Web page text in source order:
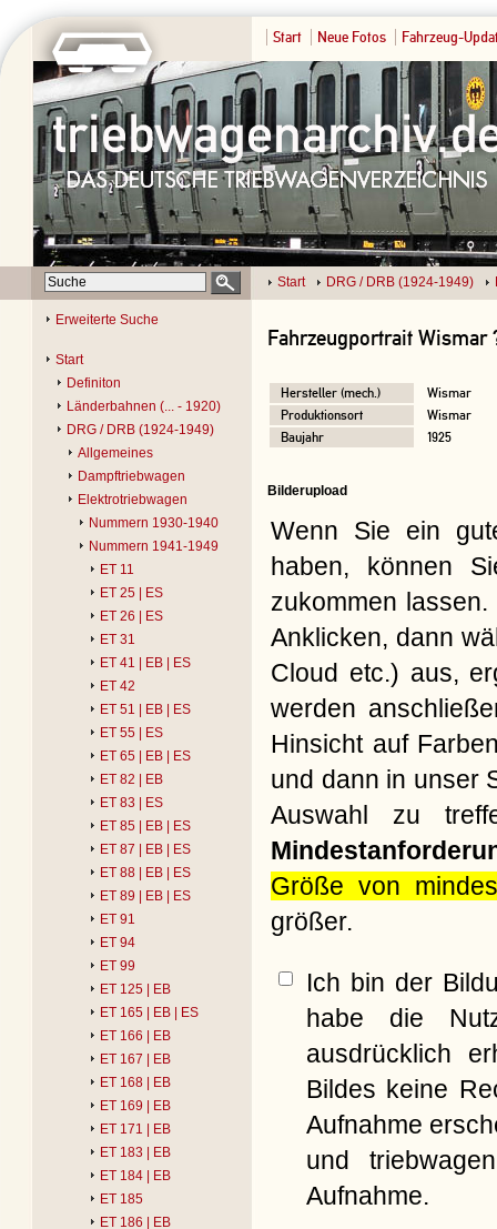
Start Neue Fotos Fahrzeug-
Start DRG / DRB (1924-1949)
Erweiterte Suche
Start
Definiton
Länderbahnen (... - 1920)
DRG / DRB (1924-1949)
Allgemeines
Dampftriebwagen
Elektrotriebwagen
Nummern 1930-1940
Nummern 1941-1949
ET 11
ET 25 | ES
ET 26 | ES
ET 31
ET 41 | EB | ES
ET 42
ET 51 | EB | ES
ET 55 | ES
ET 65 | EB | ES
ET 82 | EB
ET 83 | ES
ET 85 | EB | ES
ET 87 | EB | ES
ET 88 | EB | ES
ET 89 | EB | ES
ET 91
ET 94
ET 99
ET 125 | EB
ET 165 | EB | ES
ET 166 | EB
ET 167 | EB
ET 168 | EB
ET 169 | EB
ET 171 | EB
ET 183 | EB
ET 184 | EB
ET 185
ET 186 | EB
Fahrzeugportrait Wismar
Hersteller (mech.)
Wismar
Produktionsort
Wismar
Baujahr
1925
Bilderupload
Wenn Sie ein
haben, können
zukommen
Anklicken, dann
Cloud etc.) aus,
werden
Hinsicht auf
und dann in unser
Auswahl zu
Größe von
größer.
Ich bin der
habe die
ausdrücklich
Bildes keine
Aufnahme
und
Aufnahme.